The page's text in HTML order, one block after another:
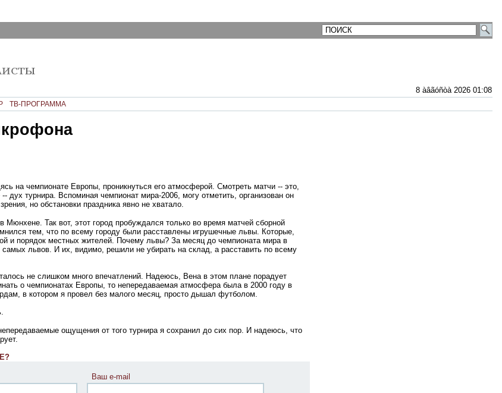
8 àâãóñòà 2026 01:08
ТВ-ПРОГРАММА
на чемпионате Европы, проникнуться его атмосферой. Смотреть матчи -- это,
дух турнира. Вспоминая чемпионат мира-2006, могу отметить, организован он
но обстановки праздника явно не хватало.
Мюнхене. Так вот, этот город пробуждался только во время матчей сборной
тем, что по всему городу были расставлены игрушечные львы. Которые,
и порядок местных жителей. Почему львы? За месяц до чемпионата мира в
львов. И их, видимо, решили не убирать на склад, а расставить по всему
не слишком много впечатлений. Надеюсь, Вена в этом плане порадует
о чемпионатах Европы, то непередаваемая атмосфера была в 2000 году в
в котором я провел без малого месяц, просто дышал футболом.
ощущения от того турнира я сохранил до сих пор. И надеюсь, что
Ваш e-mail